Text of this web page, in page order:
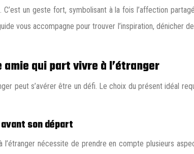
un geste fort, symbolisant à la fois l’affection
vous accompagne pour trouver l’inspiration, dénicher
qui part vivre à l’étranger
peut s’avérer être un défi. Le choix du présent idéal
son départ
l’étranger nécessite de prendre en compte plusieurs